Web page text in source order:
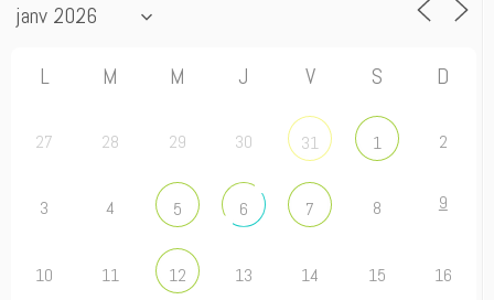
L M M J V S D
27 28 29 30 31 1 2
3 4 5 6 7 8 9
10 11 12 13 14 15 16